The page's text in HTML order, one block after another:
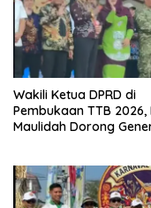
Wakili Ketua DPRD di
Pembukaan TTB 2026,
Maulidah Dorong